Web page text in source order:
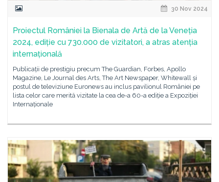
30 Nov 2024
Proiectul României la Bienala de Artă de la Veneția
2024, ediție cu 730.000 de vizitatori, a atras atenția
internațională
Publicații de prestigiu precum The Guardian, Forbes, Apollo
Magazine, Le Journal des Arts, The Art Newspaper, Whitewall și
postul de televiziune Euronews au inclus pavilionul României pe
lista celor care merită vizitate la cea de-a 60-a ediție a Expoziției
Internaționale